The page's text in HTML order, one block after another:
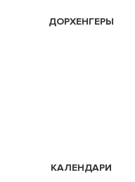
ДОРХЕНГЕРЫ
КАЛЕНДАРИ